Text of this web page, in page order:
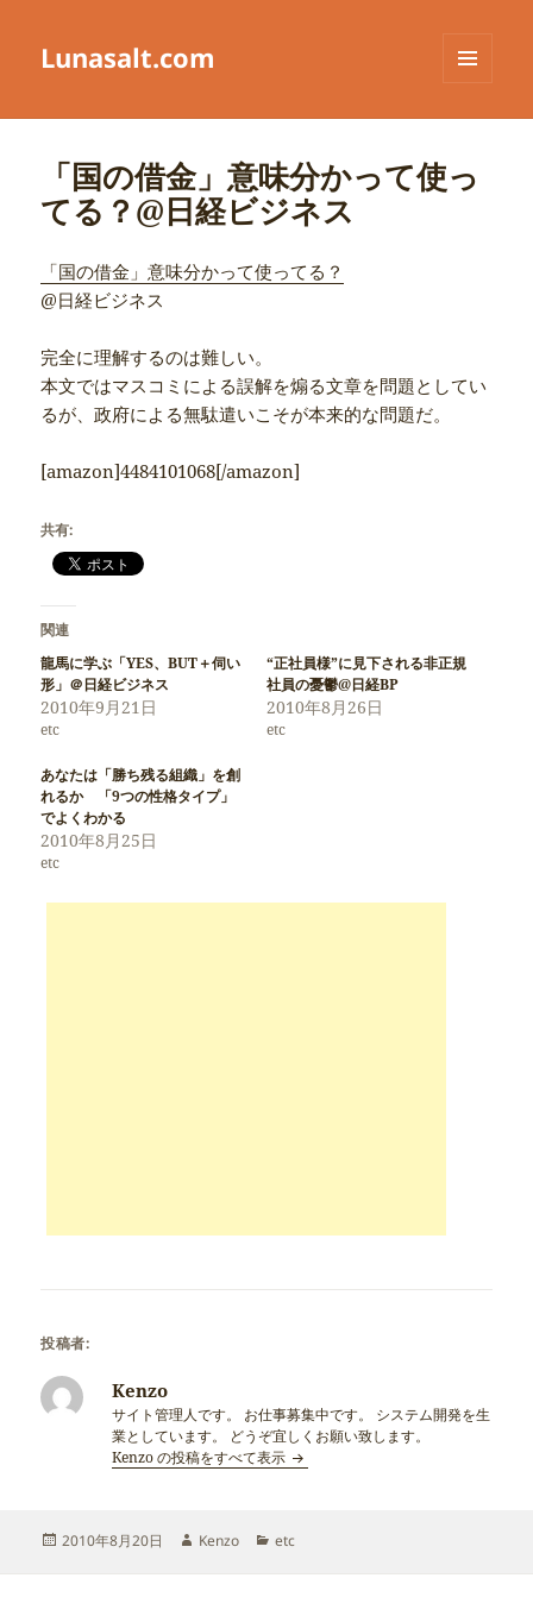
Lunasalt.com
ーとウ
「国の借金」意味分かって使っ
てる？@日経ビジネス
「国の借金」意味分かって使ってる？
@日経ビジネス
完全に理解するのは難しい。
本文ではマスコミによる誤解を煽る文章を問題としてい
るが、政府による無駄遣いこそが本来的な問題だ。
[amazon]4484101068[/amazon]
共有:
関連
龍馬に学ぶ「YES、BUT＋伺い
形」＠日経ビジネス
2010年9月21日
etc
“正社員様”に見下される非正規
社員の憂鬱@日経BP
2010年8月26日
etc
あなたは「勝ち残る組織」を創
れるか 「9つの性格タイプ」
でよくわかる
2010年8月25日
etc
投稿者:
Kenzo
サイト管理人です。 お仕事募集中です。 システム開発を生
業としています。 どうぞ宜しくお願い致します。
Kenzo の投稿をすべて表示
投
2010年8月20日
作
Kenzo
カ
etc